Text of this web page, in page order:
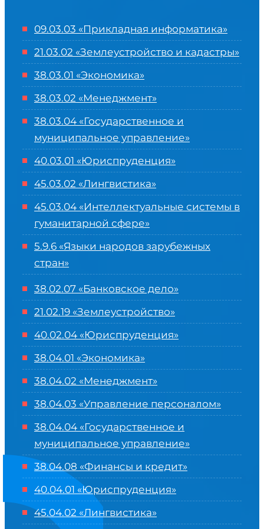
09.03.03 «Прикладная информатика»
21.03.02 «Землеустройство и кадастры»
38.03.01 «Экономика»
38.03.02 «Менеджмент»
38.03.04 «Государственное и
муниципальное управление»
40.03.01 «Юриспруденция»
45.03.02 «Лингвистика»
45.03.04 «Интеллектуальные системы в
гуманитарной сфере»
5.9.6 «Языки народов зарубежных
стран»
38.02.07 «Банковское дело»
21.02.19 «Землеустройство»
40.02.04 «Юриспруденция»
38.04.01 «Экономика»
38.04.02 «Менеджмент»
38.04.03 «Управление персоналом»
38.04.04 «Государственное и
муниципальное управление»
38.04.08 «Финансы и кредит»
40.04.01 «Юриспруденция»
45.04.02 «Лингвистика»